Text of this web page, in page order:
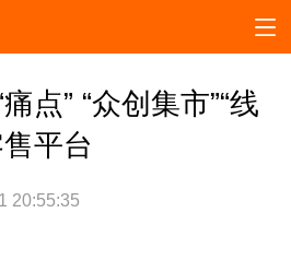
点” “众创集市”“线
平台
20:55:35